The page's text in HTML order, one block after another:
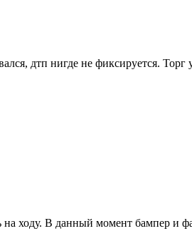
дтп нигде не фиксируется. Торг
ходу. В данный момент бампер и